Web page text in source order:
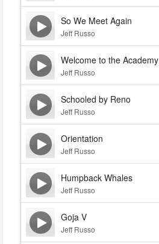
So We Meet Again
Jeff Russo
Welcome to the Academy
Jeff Russo
Schooled by Reno
Jeff Russo
Orientation
Jeff Russo
Humpback Whales
Jeff Russo
Goja V
Jeff Russo